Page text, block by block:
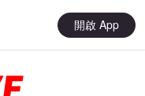
開啟 App